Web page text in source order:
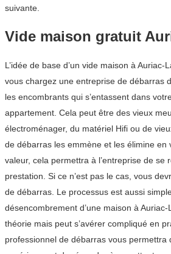
suivante.
Vide maison gratuit
L’idée de base d’un vide maison à Auriac-
vous chargez une entreprise de débarras
les encombrants qui s’entassent dans
appartement. Cela peut être des vieux
électroménager, du matériel Hifi ou de
de débarras les emmène et les élimine en
valeur, cela permettra à l’entreprise de se
prestation. Si ce n’est pas le cas, vous
de débarras. Le processus est aussi
désencombrement d’une maison à
théorie mais peut s’avérer compliqué en
professionnel de débarras vous permettra